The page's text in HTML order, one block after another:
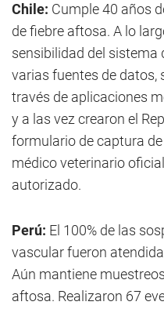
Chile: Cumple 40 años
de fiebre aftosa. A lo
sensibilidad del sistema
varias fuentes de datos,
través de aplicaciones
y a las vez crearon el
formulario de captura
médico veterinario
autorizado.
Perú: El 100% de las
vascular fueron
Aún mantiene
aftosa. Realizaron 67